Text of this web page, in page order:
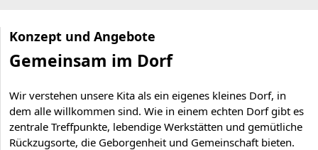
Konzept und Angebote
Gemeinsam im Dorf
Wir verstehen unsere Kita als ein eigenes kleines Dorf, in
dem alle willkommen sind. Wie in einem echten Dorf gibt es
zentrale Treffpunkte, lebendige Werkstätten und gemütliche
Rückzugsorte, die Geborgenheit und Gemeinschaft bieten.